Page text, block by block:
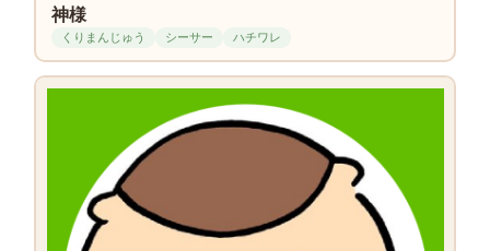
神様
くりまんじゅう シーサー ハチワレ